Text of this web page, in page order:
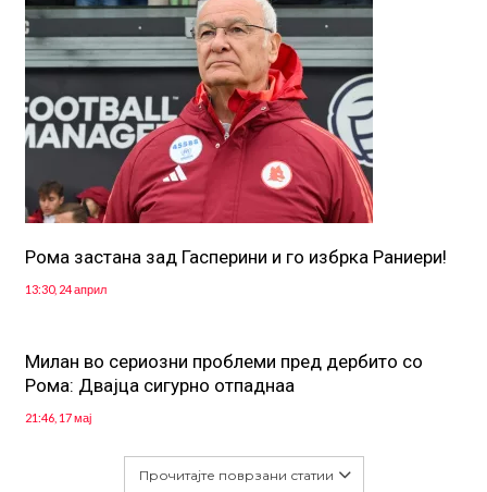
Рома застана зад Гасперини и го избрка Раниери!
13:30, 24 април
Mилан во сериозни проблеми пред дербито со
Рома: Двајца сигурно отпаднаа
21:46, 17 мај
Прочитајте поврзани статии